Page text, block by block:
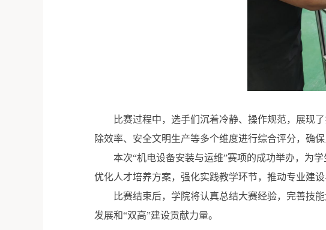
比赛过程中，选手们沉着冷静、操作规范，展现
除效率、安全文明生产等多个维度进行综合评分，确保
本次“机电设备安装与运维”赛项的成功举办，为
优化人才培养方案，强化实践教学环节，推动专业建
比赛结束后，学院将认真总结大赛经验，完善技
发展和“双高”建设贡献力量。